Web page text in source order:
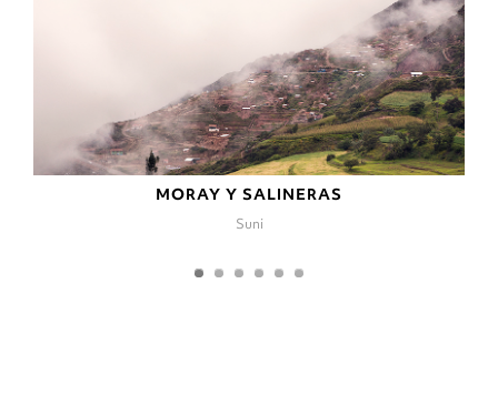
MORAY Y SALINERAS
Suni